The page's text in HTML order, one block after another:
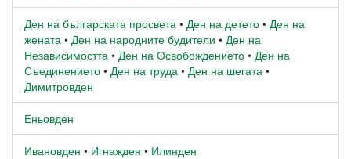
Ден на българската просвета • Ден на детето • Ден на
жената • Ден на народните будители • Ден на
Независимостта • Ден на Освобождението • Ден на
Съединението • Ден на труда • Ден на шегата •
Димитровден
Еньовден
Ивановден • Игнажден • Илинден